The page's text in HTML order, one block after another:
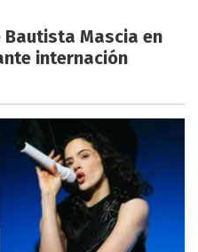
Bautista Mascia en
internación